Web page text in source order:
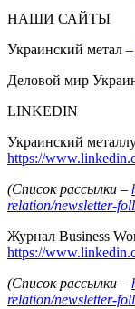
НАШИ САЙТЫ
Украинский метал –
Деловой мир
LINKEDIN
Украинский
https://
(Список рассылки –
relation/newsletter-
Журнал Business
https://
(Список рассылки –
relation/newsletter-